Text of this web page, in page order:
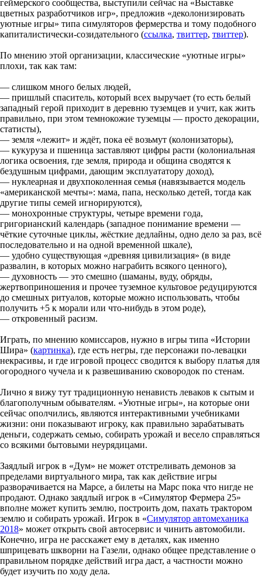
геймерского сообщества, выступили сейчас на «Выставке
цветных разработчиков игр», предложив «деколонизировать
уютные игры» типа симуляторов фермерства и тому подобного
капиталистически-созидательного (ссылка, твиттер, твиттер).
По мнению этой организации, классические «уютные игры»
плохи, так как там:
— слишком много белых людей,
— пришлый спаситель, который всех выручает (то есть белый
западный герой приходит в деревню туземцев и учит, как жить
правильно, при этом темнокожие туземцы — просто декорации,
статисты),
— земля «лежит» и ждёт, пока её возьмут (колонизаторы),
— кукуруза и пшеница заставляют цифры расти (колониальная
логика освоения, где земля, природа и община сводятся к
бездушным цифрами, дающим эксплуататору доход),
— нуклеарная и двухпоколенная семья (навязывается модель
«американской мечты»: мама, папа, несколько детей, тогда как
другие типы семей игнорируются),
— монохронные структуры, четыре времени года,
григорианский календарь (западное понимание времени —
чёткие суточные циклы, жёсткие дедлайны, одно дело за раз, всё
последовательно и на одной временной шкале),
— удобно существующая «древняя цивилизация» (в виде
развалин, в которых можно награбить всякого ценного),
— духовность — это смешно (шаманы, вуду, обряды,
жертвоприношения и прочее туземное культовое редуцируются
до смешных ритуалов, которые можно использовать, чтобы
получить +5 к морали или что-нибудь в этом роде),
— откровенный расизм.
Играть, по мнению комиссаров, нужно в игры типа «Истории
Шира» (картинка), где есть негры, где персонажи по-левацки
некрасивы, и где игровой процесс сводится к выбору платья для
огородного чучела и к развешиванию сковородок по стенам.
Лично я вижу тут традиционную ненависть леваков к сытым и
благополучным обывателям. «Уютные игры», на которые они
сейчас ополчились, являются интерактивными учебниками
жизни: они показывают игроку, как правильно зарабатывать
деньги, содержать семью, собирать урожай и весело справляться
со всякими бытовыми неурядицами.
Заядлый игрок в «Дум» не может отстреливать демонов за
пределами виртуального мира, так как действие игры
разворачивается на Марсе, а билеты на Марс пока что нигде не
продают. Однако заядлый игрок в «Симулятор Фермера 25»
вполне может купить землю, построить дом, пахать трактором
землю и собирать урожай. Игрок в «Симулятор автомеханика
2018» может открыть свой автосервис и чинить автомобили.
Конечно, игра не расскажет ему в деталях, как именно
шприцевать шкворни на Газели, однако общее представление о
правильном порядке действий игра даст, а частности можно
будет изучить по ходу дела.